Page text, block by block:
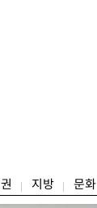
지방 문화